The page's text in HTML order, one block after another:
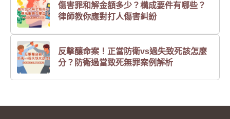
傷害罪和解金額多少？構成要件有哪些？
律師教你應對打人傷害糾紛
反擊釀命案！正當防衛vs過失致死該怎麼
分？防衛過當致死無罪案例解析